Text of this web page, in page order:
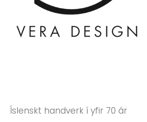
Íslenskt handverk í yfir 70 ár